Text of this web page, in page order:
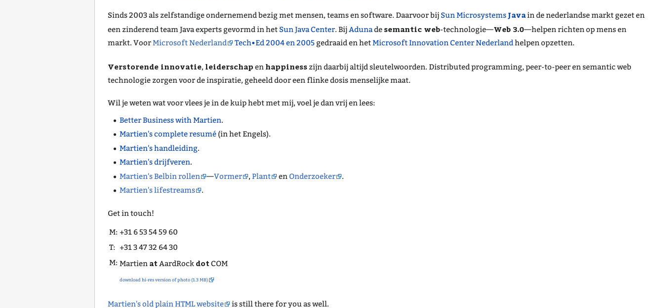
Sinds 2003 als zelfstandige ondernemend bezig met mensen, teams en software. Daarvoor bij Sun Microsystems Javain de nederlandse markt gezet en
een zinderend team Java experts gevormd in het Sun Java Center. BijAdunade semantic web-technologie—Web 3.0—helpen richten op mens en
markt. VoorMicrosoft Nederland Tech•Ed 2004 en 2005gedraaid en hetMicrosoft Innovation Center Nederlandhelpen opzetten.
Verstorende innovatie, leiderschap en happinesszijn daarbij altijd sleutelwoorden. Distributed programming, peer-to-peer en semantic web
technologie zorgen voor de inspiratie, geheeld door een flinke dosis menselijke maat.
Wil je weten wat voor vlees je in de kuip hebt met mij, voel je dan vrij en lees:
Better Business with Martien.
Martien's complete resumé(in het Engels).
Martien's handleiding.
Martien's drijfveren.
Martien's Belbin rollen
—Vormer , Plant en Onderzoeker
.
Martien's lifestreams
.
Get in touch!
M: +31 6 53 54 59 60
T: +31 3 47 32 64 30
M: Martien atAardRock dotCOM
download hi-res version of photo (1.3 MB)
Martien's old plain HTML website is still there for you as well.